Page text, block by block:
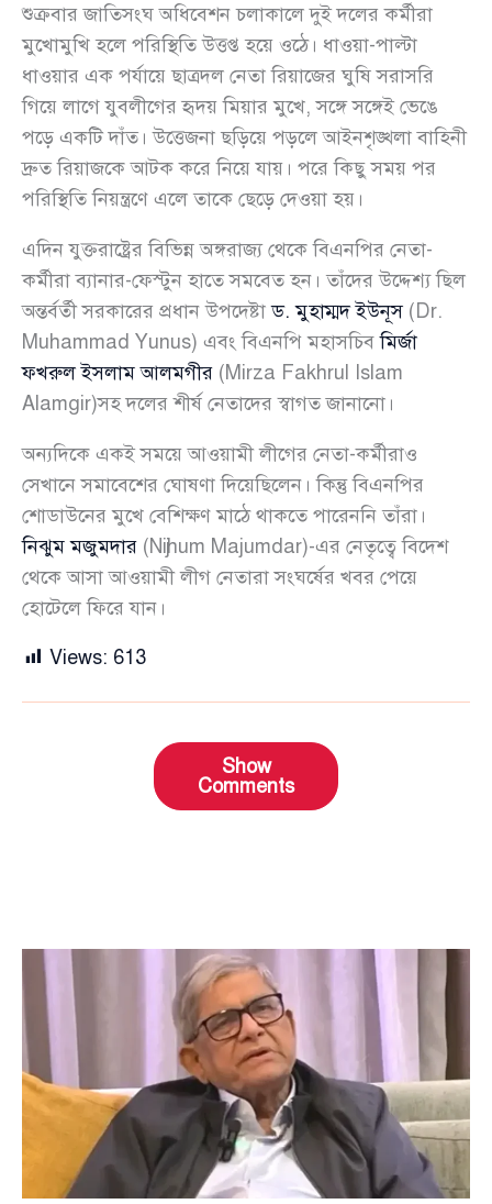
শুক্রবার জাতিসংঘ অধিবেশন চলাকালে দুই দলের কর্মীরা
মুখোমুখি হলে পরিস্থিতি উত্তপ্ত হয়ে ওঠে। ধাওয়া-পাল্টা
ধাওয়ার এক পর্যায়ে ছাত্রদল নেতা রিয়াজের ঘুষি সরাসরি
গিয়ে লাগে যুবলীগের হৃদয় মিয়ার মুখে, সঙ্গে সঙ্গেই ভেঙে
পড়ে একটি দাঁত। উত্তেজনা ছড়িয়ে পড়লে আইনশৃঙ্খলা বাহিনী
দ্রুত রিয়াজকে আটক করে নিয়ে যায়। পরে কিছু সময় পর
পরিস্থিতি নিয়ন্ত্রণে এলে তাকে ছেড়ে দেওয়া হয়।
এদিন যুক্তরাষ্ট্রের বিভিন্ন অঙ্গরাজ্য থেকে বিএনপির নেতা-
কর্মীরা ব্যানার-ফেস্টুন হাতে সমবেত হন। তাঁদের উদ্দেশ্য ছিল
অন্তর্বর্তী সরকারের প্রধান উপদেষ্টাড. মুহাম্মদ ইউনূস(Dr.
Muhammad Yunus) এবং বিএনপি মহাসচিবমির্জা
ফখরুল ইসলাম আলমগীর (Mirza Fakhrul Islam
Alamgir)সহ দলের শীর্ষ নেতাদের স্বাগত জানানো।
অন্যদিকে একই সময়ে আওয়ামী লীগের নেতা-কর্মীরাও
সেখানে সমাবেশের ঘোষণা দিয়েছিলেন। কিন্তু বিএনপির
শোডাউনের মুখে বেশিক্ষণ মাঠে থাকতে পারেননি তাঁরা।
নিঝুম মজুমদার (Nijhum Majumdar)-এর নেতৃত্বে বিদেশ
থেকে আসা আওয়ামী লীগ নেতারা সংঘর্ষের খবর পেয়ে
হোটেলে ফিরে যান।
Views: 613
Show
Comments